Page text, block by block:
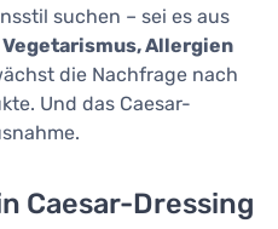
suchen – sei es aus
Vegetarismus, Allergien
die Nachfrage nach
Und das Caesar-
Caesar-Dressing